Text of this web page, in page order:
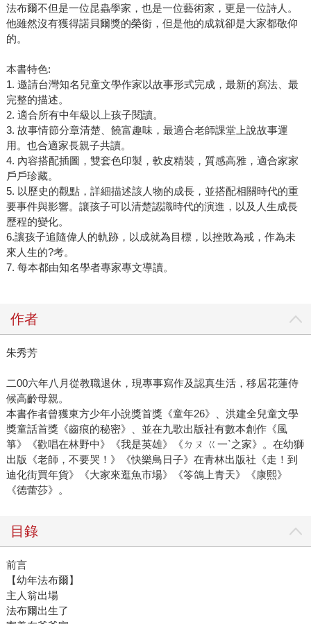
法布爾不但是一位昆蟲學家，也是一位藝術家，更是一位詩人。
他雖然沒有獲得諾貝爾獎的榮銜，但是他的成就卻是大家都敬仰
的。
本書特色:
1. 邀請台灣知名兒童文學作家以故事形式完成，最新的寫法、最
完整的描述。
2. 適合所有中年級以上孩子閱讀。
3. 故事情節分章清楚、饒富趣味，最適合老師課堂上說故事運
用。也合適家長親子共讀。
4. 內容搭配插圖，雙套色印製，軟皮精裝，質感高雅，適合家家
戶戶珍藏。
5. 以歷史的觀點，詳細描述該人物的成長，並搭配相關時代的重
要事件與影響。讓孩子可以清楚認識時代的演進，以及人生成長
歷程的變化。
6.讓孩子追隨偉人的軌跡，以成就為目標，以挫敗為戒，作為未
來人生的?考。
7. 每本都由知名學者專家專文導讀。
作者
朱秀芳
二00六年八月從教職退休，現專事寫作及認真生活，移居花蓮侍
候高齡母親。
本書作者曾獲東方少年小說獎首獎《童年26》、洪建全兒童文學
獎童話首獎《齒痕的秘密》、並在九歌出版社有數本創作《風
箏》《歡唱在林野中》《我是英雄》《ㄉㄡ ㄍ一ˋ之家》。在幼獅
出版《老師，不要哭！》《快樂鳥日子》在青林出版社《走！到
迪化街買年貨》《大家來逛魚市場》《笭鴿上青天》《康熙》
《德蕾莎》。
目錄
前言
【幼年法布爾】
主人翁出場
法布爾出生了